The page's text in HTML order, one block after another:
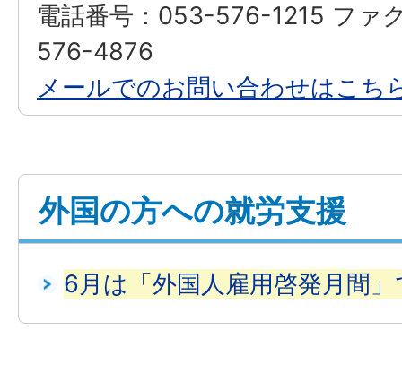
電話番号：053-576-1215 ファ
576-4876
メールでのお問い合わせはこち
外国の方への就労支援
6月は「外国人雇用啓発月間